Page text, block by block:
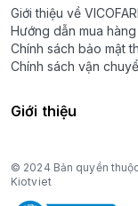
Giới thiệu về
Hướng dẫn mua hàng
Chính sách bảo mật
Chính sách vận
Giới thiệu
© 2024 Bản quyền
Kiotviet